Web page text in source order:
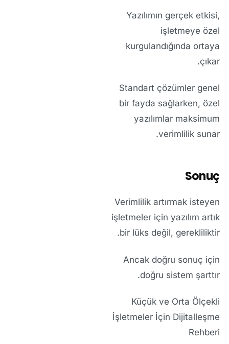
Yazılımın gerçek etkisi,
işletmeye özel
kurgulandığında ortaya
çıkar.
Standart çözümler genel
bir fayda sağlarken, özel
yazılımlar maksimum
verimlilik sunar.
Sonuç
Verimlilik artırmak isteyen
işletmeler için yazılım artık
bir lüks değil, gerekliliktir.
Ancak doğru sonuç için
doğru sistem şarttır.
Küçük ve Orta Ölçekli
İşletmeler İçin Dijitalleşme
Rehberi